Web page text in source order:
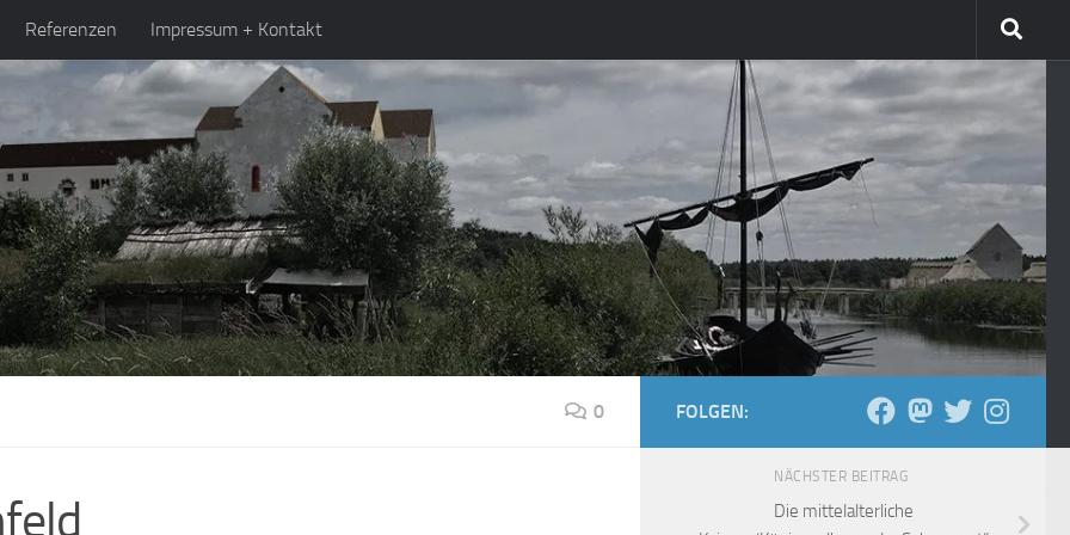
Referenzen Impressum + Kontakt
0 FOLGEN:
NÄCHSTER BEITRAG
Die mittelalterliche